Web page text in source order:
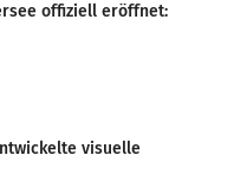
offiziell eröffnet:
visuelle